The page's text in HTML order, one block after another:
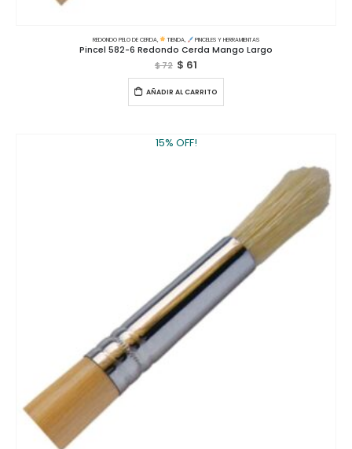
REDONDO PELO DE CERDA, TIENDA, PINCELES Y HERRAMIENTAS
Pincel 582-6 Redondo Cerda Mango Largo
$72 $ 61
AÑADIR AL CARRITO
15% OFF!